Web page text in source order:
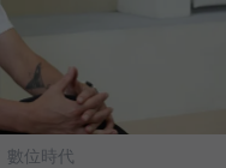
數位時代